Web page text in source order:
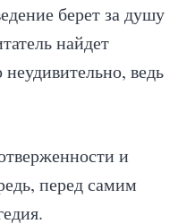
берет за душу
найдет
ведь
и
перед самим